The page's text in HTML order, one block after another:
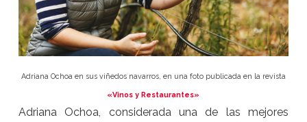
Adriana Ochoa en sus viñedos navarros, en una foto publicada en la revista
«Vinos y Restaurantes»
Adriana Ochoa, considerada una de las mejores